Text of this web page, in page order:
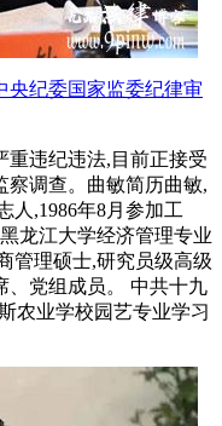
央纪委国家监委纪律审
重违纪违法,目前正接受
察调查。曲敏简历曲敏,
人,1986年8月参加工
龙江大学经济管理专业
管理硕士,研究员级高级
、党组成员。 中共十九
农业学校园艺专业学习